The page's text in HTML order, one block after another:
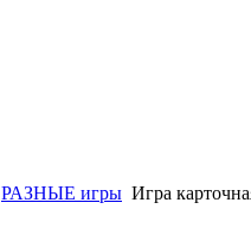
РАЗНЫЕ игры Игра